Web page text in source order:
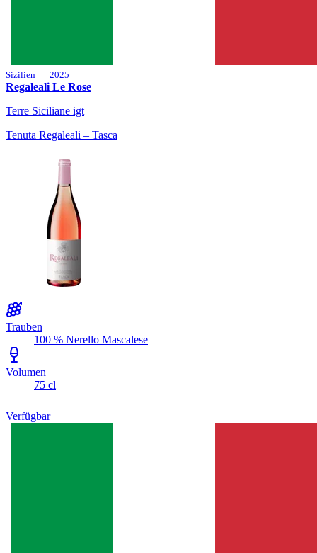
Sizilien 2025
Regaleali Le Rose
Terre Siciliane igt
Tenuta Regaleali – Tasca
Trauben
100 % Nerello Mascalese
Volumen
75 cl
Verfügbar